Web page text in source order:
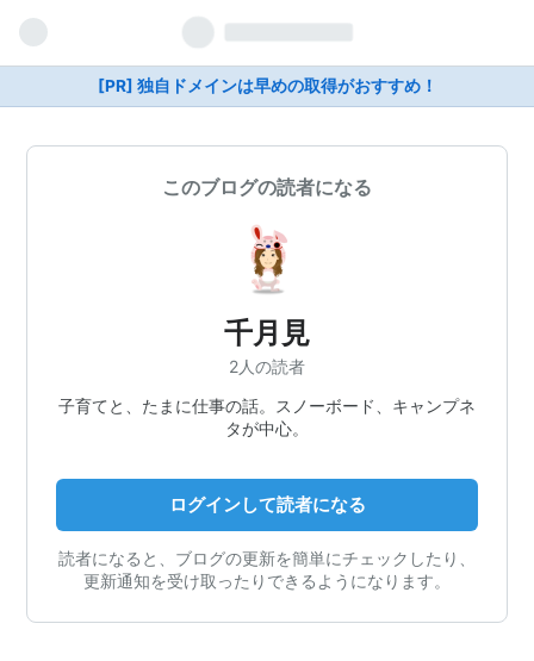
[PR] 独自ドメインは早めの取得がおすすめ！
このブログの読者になる
千月見
2人の読者
子育てと、たまに仕事の話。スノーボード、キャンプネ
タが中心。
ログインして読者になる
読者になると、ブログの更新を簡単にチェックしたり、
更新通知を受け取ったりできるようになります。